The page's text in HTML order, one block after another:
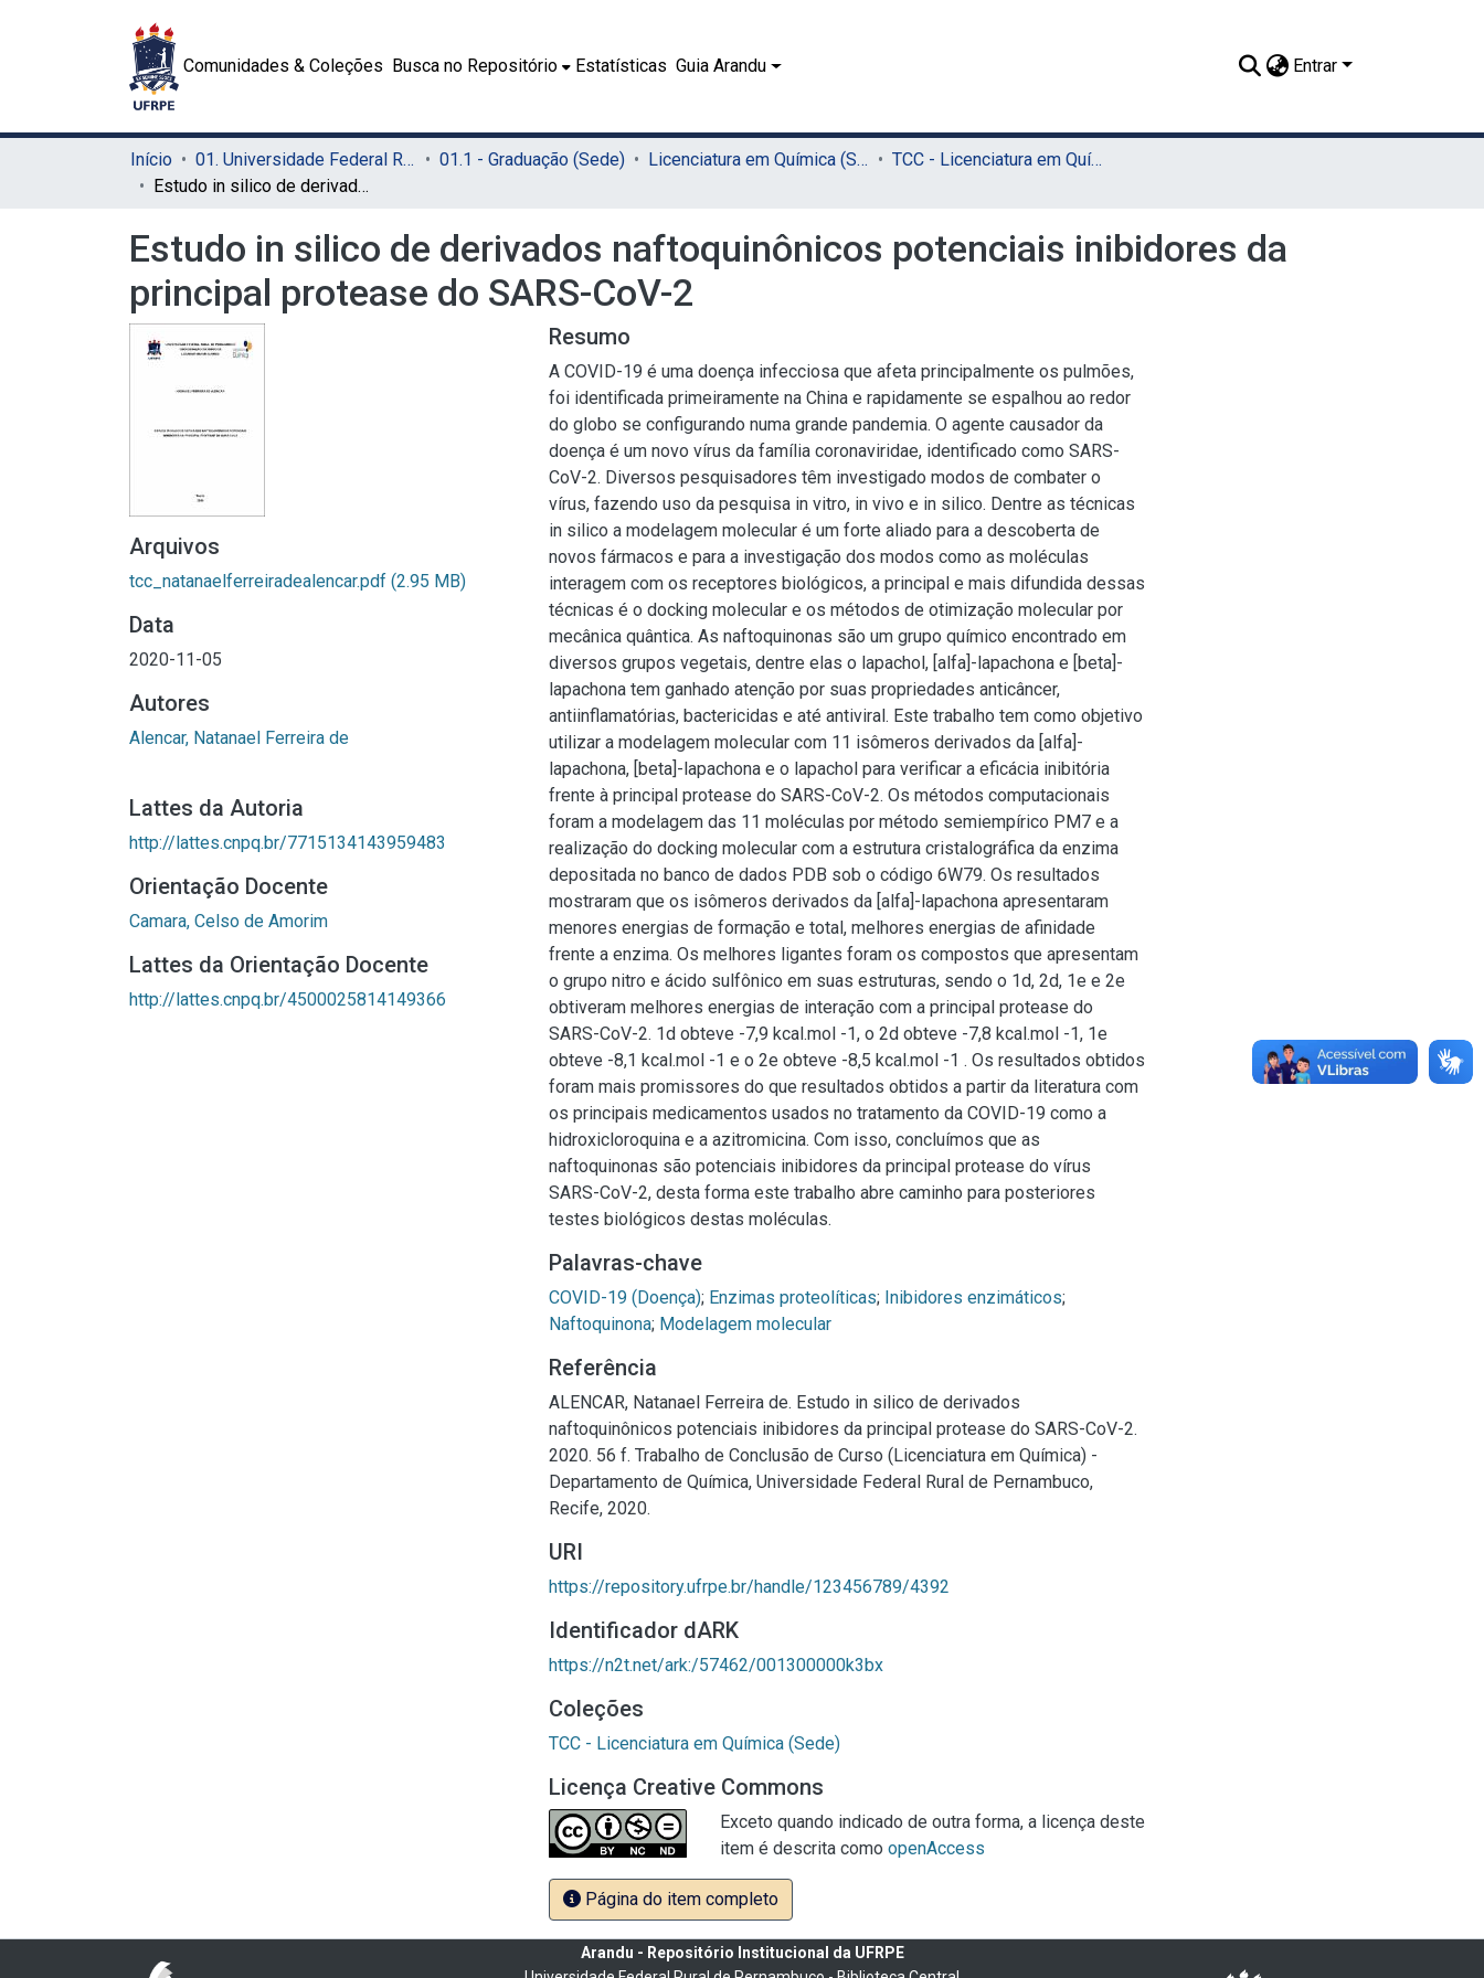
Comunidades & Coleções Busca no Repositório Estatísticas Guia Arandu Entrar
Início 01. Universidade Federal Rural de Pernambuco - UFRPE (Sede) 01.1 - Graduação (Sede) Licenciatura em Química (Sede)
TCC - Licenciatura em Química (Sede)
Estudo in silico de derivados naftoquinônicos potenciais inibidores da principal protease do SARS-CoV-2
Estudo in silico de derivados naftoquinônicos potenciais inibidores da
principal protease do SARS-CoV-2
Arquivos
tcc_natanaelferreiradealencar.pdf (2.95 MB)
Data
2020-11-05
Autores
Alencar, Natanael Ferreira de
Lattes da Autoria
http://lattes.cnpq.br/7715134143959483
Orientação Docente
Camara, Celso de Amorim
Lattes da Orientação Docente
http://lattes.cnpq.br/4500025814149366
Resumo
A COVID-19 é uma doença infecciosa que afeta principalmente os pulmões,
foi identificada primeiramente na China e rapidamente se espalhou ao redor
do globo se configurando numa grande pandemia. O agente causador da
doença é um novo vírus da família coronaviridae, identificado como SARS-
CoV-2. Diversos pesquisadores têm investigado modos de combater o
vírus, fazendo uso da pesquisa in vitro, in vivo e in silico. Dentre as técnicas
in silico a modelagem molecular é um forte aliado para a descoberta de
novos fármacos e para a investigação dos modos como as moléculas
interagem com os receptores biológicos, a principal e mais difundida dessas
técnicas é o docking molecular e os métodos de otimização molecular por
mecânica quântica. As naftoquinonas são um grupo químico encontrado em
diversos grupos vegetais, dentre elas o lapachol, [alfa]-lapachona e [beta]-
lapachona tem ganhado atenção por suas propriedades anticâncer,
antiinflamatórias, bactericidas e até antiviral. Este trabalho tem como objetivo
utilizar a modelagem molecular com 11 isômeros derivados da [alfa]-
lapachona, [beta]-lapachona e o lapachol para verificar a eficácia inibitória
frente à principal protease do SARS-CoV-2. Os métodos computacionais
foram a modelagem das 11 moléculas por método semiempírico PM7 e a
realização do docking molecular com a estrutura cristalográfica da enzima
depositada no banco de dados PDB sob o código 6W79. Os resultados
mostraram que os isômeros derivados da [alfa]-lapachona apresentaram
menores energias de formação e total, melhores energias de afinidade
frente a enzima. Os melhores ligantes foram os compostos que apresentam
o grupo nitro e ácido sulfônico em suas estruturas, sendo o 1d, 2d, 1e e 2e
obtiveram melhores energias de interação com a principal protease do
SARS-CoV-2. 1d obteve -7,9 kcal.mol -1, o 2d obteve -7,8 kcal.mol -1, 1e
obteve -8,1 kcal.mol -1 e o 2e obteve -8,5 kcal.mol -1 . Os resultados obtidos
foram mais promissores do que resultados obtidos a partir da literatura com
os principais medicamentos usados no tratamento da COVID-19 como a
hidroxicloroquina e a azitromicina. Com isso, concluímos que as
naftoquinonas são potenciais inibidores da principal protease do vírus
SARS-CoV-2, desta forma este trabalho abre caminho para posteriores
testes biológicos destas moléculas.
Palavras-chave
COVID-19 (Doença); Enzimas proteolíticas; Inibidores enzimáticos;
Naftoquinona; Modelagem molecular
Referência
ALENCAR, Natanael Ferreira de. Estudo in silico de derivados
naftoquinônicos potenciais inibidores da principal protease do SARS-CoV-2.
2020. 56 f. Trabalho de Conclusão de Curso (Licenciatura em Química) -
Departamento de Química, Universidade Federal Rural de Pernambuco,
Recife, 2020.
URI
https://repository.ufrpe.br/handle/123456789/4392
Identificador dARK
https://n2t.net/ark:/57462/001300000k3bx
Coleções
TCC - Licenciatura em Química (Sede)
Licença Creative Commons
Exceto quando indicado de outra forma, a licença deste
item é descrita como openAccess
Página do item completo
Arandu - Repositório Institucional da UFRPE